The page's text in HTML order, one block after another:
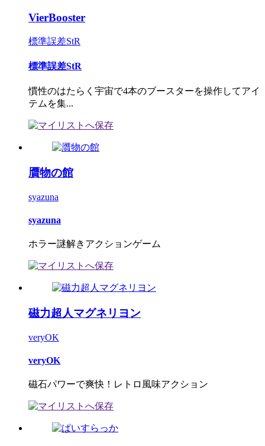
VierBooster
標準誤差StR
標準誤差StR
慣性のはたらく宇宙で4本のブースターを操作してアイ
テムを集...
贋物の館
syazuna
syazuna
ホラー謎解きアクションゲーム
磁力超人マグネリヨン
veryOK
veryOK
磁石パワーで爽快！レトロ風味アクション